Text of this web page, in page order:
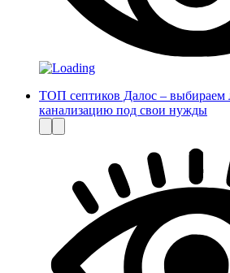
ТОП септиков Далос – выбираем
канализацию под свои нужды